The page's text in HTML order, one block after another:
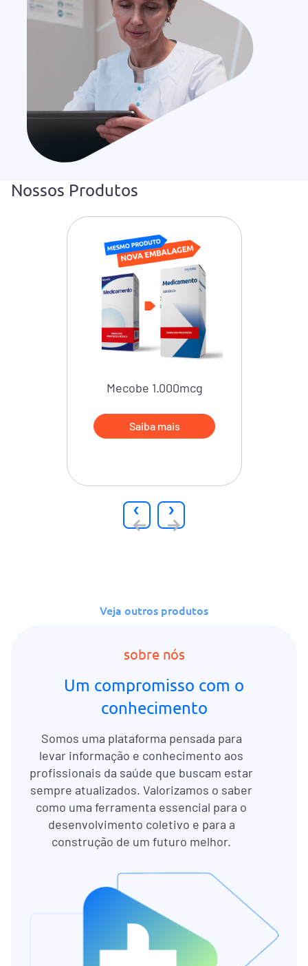
Nossos Produtos
Mecobe 1.000mcg
Saiba mais
‹ ›
Veja outros produtos
sobre nós
Um compromisso com o
conhecimento
Somos uma plataforma pensada para
levar informação e conhecimento aos
profissionais da saúde que buscam estar
sempre atualizados. Valorizamos o saber
como uma ferramenta essencial para o
desenvolvimento coletivo e para a
construção de um futuro melhor.